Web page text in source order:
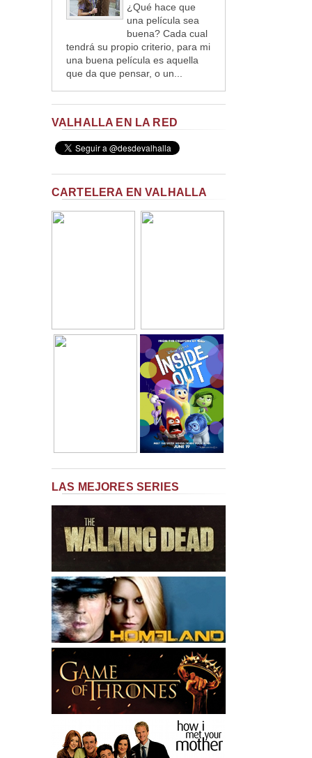
¿Qué hace que
una película sea
buena? Cada cual
tendrá su propio criterio, para mi
una buena película es aquella
que da que pensar, o un...
VALHALLA EN LA RED
CARTELERA EN VALHALLA
LAS MEJORES SERIES